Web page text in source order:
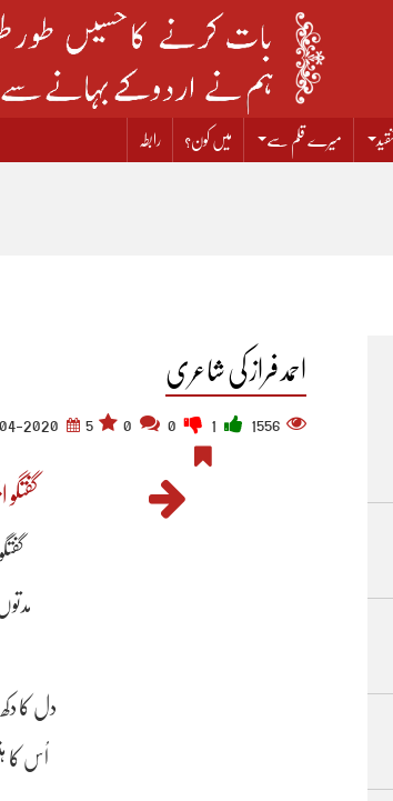
میرے قلم سے میں کون؟ رابطہ
احمد فراز کی شاعری
1556
5
2020
دل کا
اُس کا